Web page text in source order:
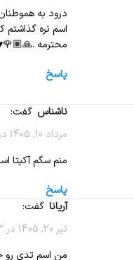
درود به
اسم نره
محترمه
پاسخ
ناشناس گفت:
مرداد 10, 1405 در 1:04 بعد از ظهر
منم سگم آکیتا
پاسخ
آریانا گفت:
تیر 20, 1405 در 2:13 بعد از ظهر
من اسم تدی رو